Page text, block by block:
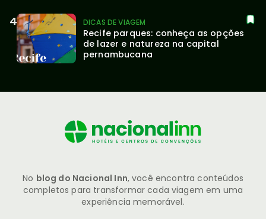
DICAS DE VIAGEM
Recife parques: conheça as opções
de lazer e natureza na capital
pernambucana
No blog do Nacional Inn, você encontra conteúdos
completos para transformar cada viagem em uma
experiência memorável.